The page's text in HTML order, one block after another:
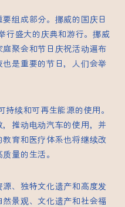
组成部分。挪威的国庆日
行盛大的庆典和游行。挪威
聚会和节日庆祝活动遍布
是重要的节日，人们会举
续和可再生能源的使用。
推动电动汽车的使用，并
育和医疗体系也将继续改
量的生活。
、独特文化遗产和高度发
景观、文化遗产和社会福